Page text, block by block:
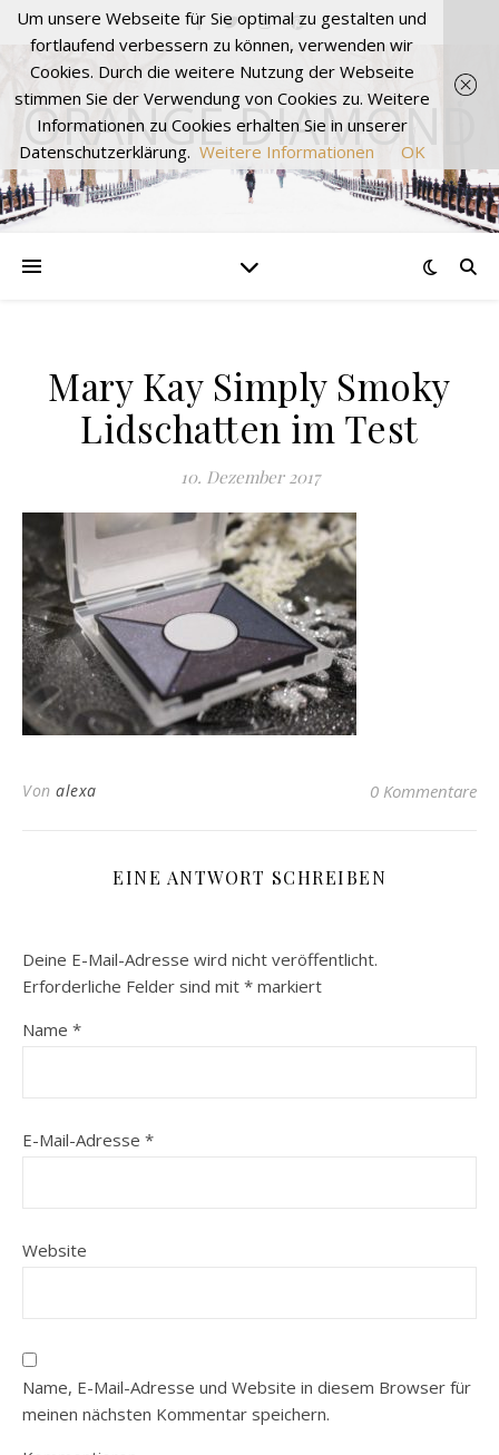
ORANGE DIAMOND
Mary Kay Simply Smoky
Lidschatten im Test
10. Dezember 2017
Von alexa 0 Kommentare
EINE ANTWORT SCHREIBEN
Deine E-Mail-Adresse wird nicht veröffentlicht.
Erforderliche Felder sind mit * markiert
Name *
E-Mail-Adresse *
Website
Name, E-Mail-Adresse und Website in diesem Browser für
meinen nächsten Kommentar speichern.
Um unsere Webseite für Sie optimal zu gestalten und
fortlaufend verbessern zu können, verwenden wir
Cookies. Durch die weitere Nutzung der Webseite
stimmen Sie der Verwendung von Cookies zu. Weitere
Informationen zu Cookies erhalten Sie in unserer
Datenschutzerklärung. Weitere Informationen OK